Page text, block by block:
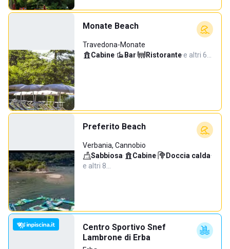
Monate Beach
Travedona-Monate
Cabine· Bar· Ristorante·e altri 6…
Preferito Beach
Verbania, Cannobio
Sabbiosa· Cabine· Doccia calda·
e altri 8…
Centro Sportivo Snef
Lambrone di Erba